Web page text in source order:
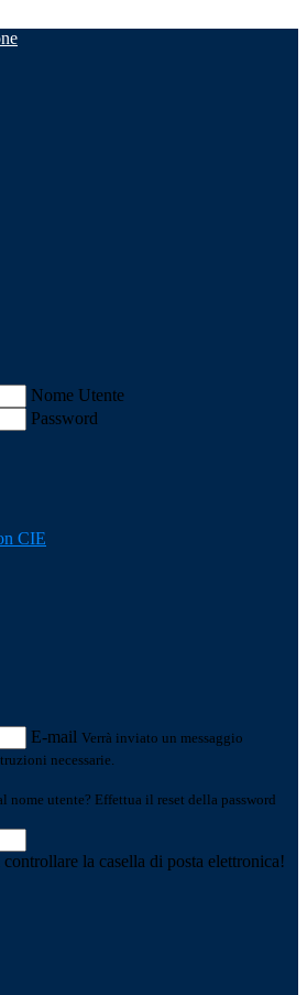
Nome Utente
Password
CIE
E-mail Verrà inviato un messaggio
necessarie.
nome utente? Effettua il reset della password
la casella di posta elettronica!